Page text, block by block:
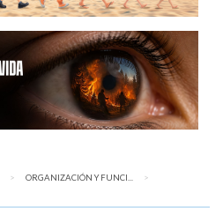
ORGANIZACIÓN Y FUNCI...